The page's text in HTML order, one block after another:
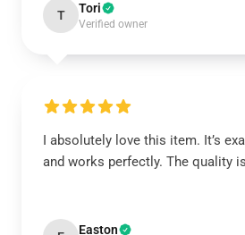
T Tori
Verified owner
I absolutely love this item. It’s
and works perfectly. The quality
Easton